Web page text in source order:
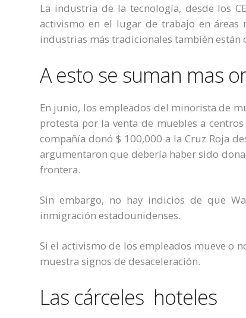
La industria de la tecnología, desde los
activismo en el lugar de trabajo en
industrias más tradicionales también están
A esto se suman mas
En junio, los empleados del minorista de
protesta por la venta de muebles a
compañía donó $ 100,000 a la Cruz Roja
argumentaron que debería haber sido
frontera.
Sin embargo, no hay indicios de que
inmigración estadounidenses.
Si el activismo de los empleados mueve o
muestra signos de desaceleración.
Las cárceles hoteles